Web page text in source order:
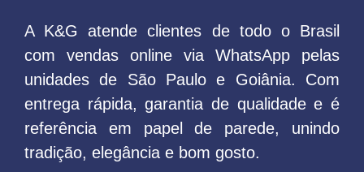
A K&G atende clientes de todo o Brasil
com vendas online via WhatsApp pelas
unidades de São Paulo e Goiânia. Com
entrega rápida, garantia de qualidade e é
referência em papel de parede, unindo
tradição, elegância e bom gosto.